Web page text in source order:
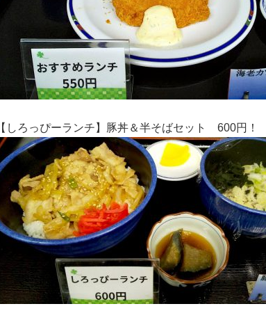
【しろっぴーランチ】豚丼＆半そばセット 600円！